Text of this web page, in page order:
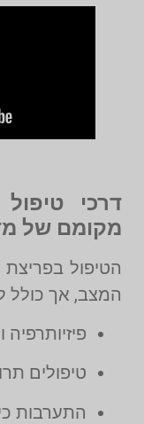
דרכי
מקומם של
הטיפול
המצב, אך כולל
פיזיותרפיה
טיפולים
התערבות